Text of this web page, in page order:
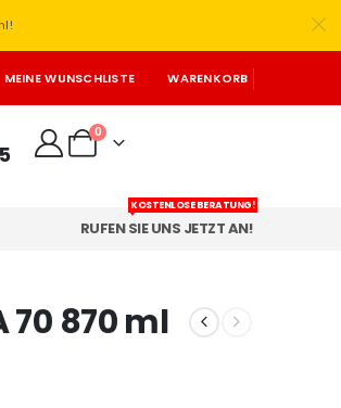
MEINE WUNSCHLISTE WARENKORB
0
RUFEN SIE UNS JETZT AN!
KOSTENLOSE BERATUNG!
870 ml